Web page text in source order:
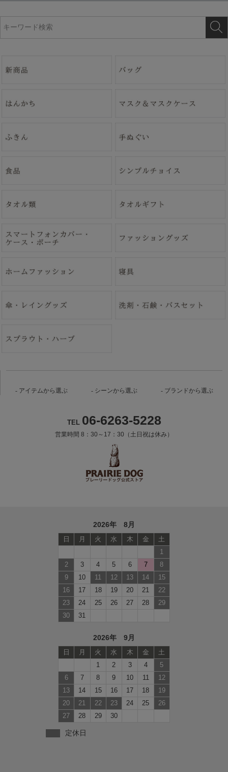
アイテムから選ぶ シーンから選ぶ ブランドから選ぶ
TEL 06-6263-5228
営業時間 8：30～17：30（土日祝は休み）
2026年 8月
日 月 火 水 木 金
土
1
2
3 4 5 6 7
8
9
10 11 12 13 14
15
16
17 18 19 20 21
22
23
24 25 26 27 28
29
30
31
2026年 9月
日 月 火 水 木 金
土
1
2 3 4
5
6
7 8 9 10 11
12
13
14 15 16 17 18
19
20
21 22 23 24 25
26
27
28 29 30
定休日